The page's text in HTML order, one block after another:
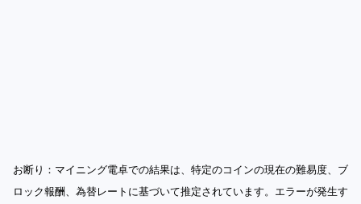
お断り：マイニング電卓での結果は、特定のコインの現在の難易度、ブ
ロック報酬、為替レートに基づいて推定されています。エラーが発生す